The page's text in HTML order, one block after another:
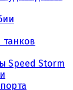
танков
Speed Storm